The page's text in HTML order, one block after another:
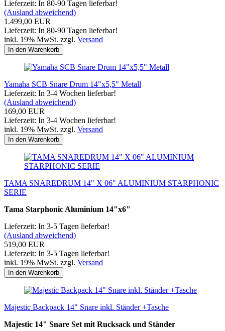
Lieferzeit: In 80-90 Tagen lieferbar!
(Ausland abweichend)
1.499,00 EUR
Lieferzeit: In 80-90 Tagen lieferbar!
inkl. 19% MwSt. zzgl. Versand
In den Warenkorb
Yamaha SCB Snare Drum 14"x5,5" Metall
Lieferzeit: In 3-4 Wochen lieferbar!
(Ausland abweichend)
169,00 EUR
Lieferzeit: In 3-4 Wochen lieferbar!
inkl. 19% MwSt. zzgl. Versand
In den Warenkorb
TAMA SNAREDRUM 14" X 06" ALUMINIUM STARPHONIC
SERIE
Tama Starphonic Aluminium 14"x6"
Lieferzeit: In 3-5 Tagen lieferbar!
(Ausland abweichend)
519,00 EUR
Lieferzeit: In 3-5 Tagen lieferbar!
inkl. 19% MwSt. zzgl. Versand
In den Warenkorb
Majestic Backpack 14" Snare inkl. Ständer +Tasche
Majestic 14" Snare Set mit Rucksack und Ständer